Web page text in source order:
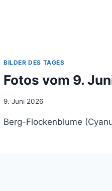
BILDER DES TAGES
Fotos vom 9.
9. Juni 2026
Berg-Flockenblume